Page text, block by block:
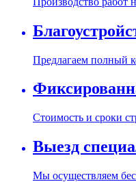
Предлагаем полный
Стоимость и сроки
Выезд
Мы осуществляем